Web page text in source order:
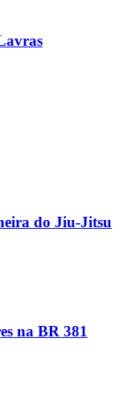
do Jiu-Jitsu
na BR 381